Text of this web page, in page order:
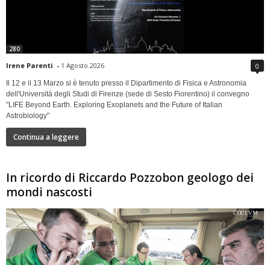
280
Irene Parenti - 1 Agosto 2026 0
Il 12 e il 13 Marzo si è tenuto presso il Dipartimento di Fisica e Astronomia
dell'Università degli Studi di Firenze (sede di Sesto Fiorentino) il convegno
"LIFE Beyond Earth. Exploring Exoplanets and the Future of Italian
Astrobiology"
Continua a leggere
In ricordo di Riccardo Pozzobon geologo dei
mondi nascosti